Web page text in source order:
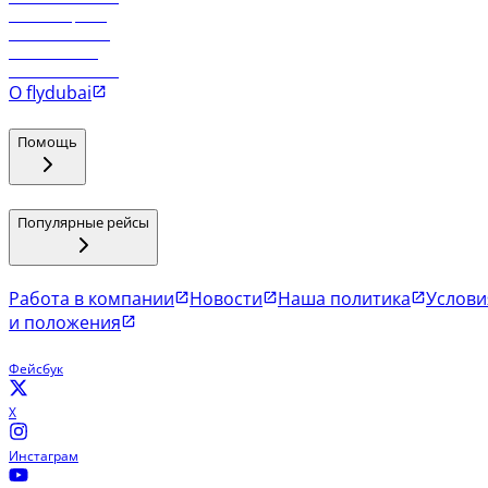
О flydubai
Помощь
Популярные рейсы
Работа в компании Новости Наша политика
и положения
Фейсбук
X
Инстаграм